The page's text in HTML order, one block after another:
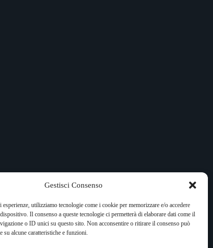
Gestisci Consenso
utilizziamo tecnologie come i cookie per memorizzare e/o accedere
Il consenso a queste tecnologie ci permetterà di elaborare dati come il
o ID unici su questo sito. Non acconsentire o ritirare il consenso può
su alcune caratteristiche e funzioni.